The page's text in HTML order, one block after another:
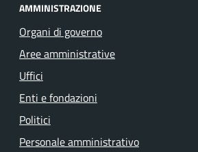
AMMINISTRAZIONE
Organi di governo
Aree amministrative
Uffici
Enti e fondazioni
Politici
Personale amministrativo